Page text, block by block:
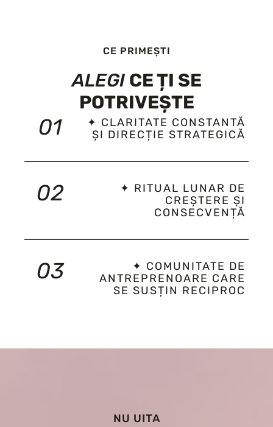
CE PRIMEȘTI
ALEGI CE ȚI SE
POTRIVEȘTE
01
✦ CLARITATE CONSTANTĂ
ȘI DIRECȚIE STRATEGICĂ
02
✦ RITUAL LUNAR DE
CREȘTERE ȘI
CONSECVENȚĂ
03
✦ COMUNITATE DE
ANTREPRENOARE CARE
SE SUSȚIN RECIPROC
NU UITA